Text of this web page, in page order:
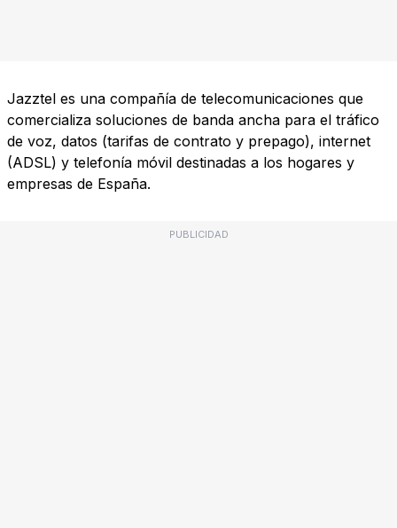
Jazztel es una compañía de telecomunicaciones que
comercializa soluciones de banda ancha para el tráfico
de voz, datos (tarifas de contrato y prepago), internet
(ADSL) y telefonía móvil destinadas a los hogares y
empresas de España.
PUBLICIDAD